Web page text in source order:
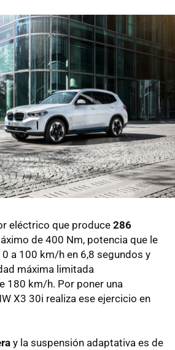
eléctrico que produce 286
de 400 Nm, potencia que le
a 100 km/h en 6,8 segundos y
máxima limitada
180 km/h. Por poner una
X3 30i realiza ese ejercicio en
y la suspensión adaptativa es de